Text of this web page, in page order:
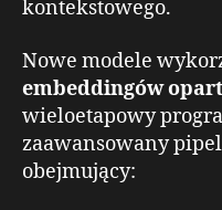
kontekstowego.
Nowe modele
embeddingów
wieloetapowy
zaawansowany
obejmujący: